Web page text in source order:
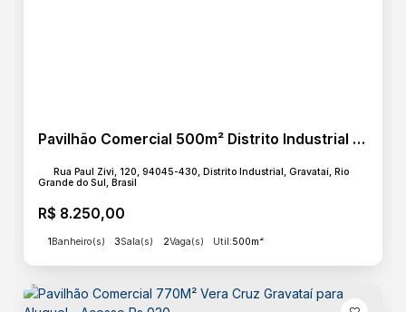
Pavilhão Comercial 500m² Distrito Industrial Gravataí com Acesso RS 030
R$ 8.250,00
Rua Paul Zivi, 120, 94045-430, Distrito Industrial, Gravataí, Rio
Grande do Sul, Brasil
1Banheiro(s) 3Sala(s) 2Vaga(s) Útil:500m²